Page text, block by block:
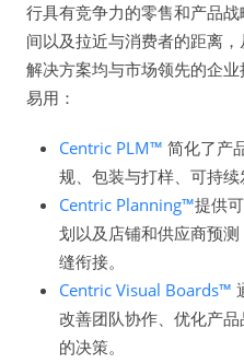
行具有竞争力的零售和产品
间以及拉近与消费者的距离
解决方案均与市场领先的企
易用：
Centric PLM™ 简化了产
规、包装与打样、可持续
Centric Planning™提供
划以及店铺和供应商预
缝衔接。
Centric Visual Boards™
改善团队协作、优化产
的决策。